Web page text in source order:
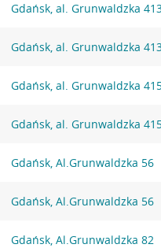
Gdańsk, al. Grunwaldzka
Gdańsk, al. Grunwaldzka
Gdańsk, al. Grunwaldzka
Gdańsk, al. Grunwaldzka
Gdańsk, Al.Grunwaldzka 56
Gdańsk, Al.Grunwaldzka 56
Gdańsk, Al.Grunwaldzka 82